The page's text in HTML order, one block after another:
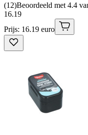
(12)Beoordeeld met 4.4
16.19
Prijs: 16.19 euro